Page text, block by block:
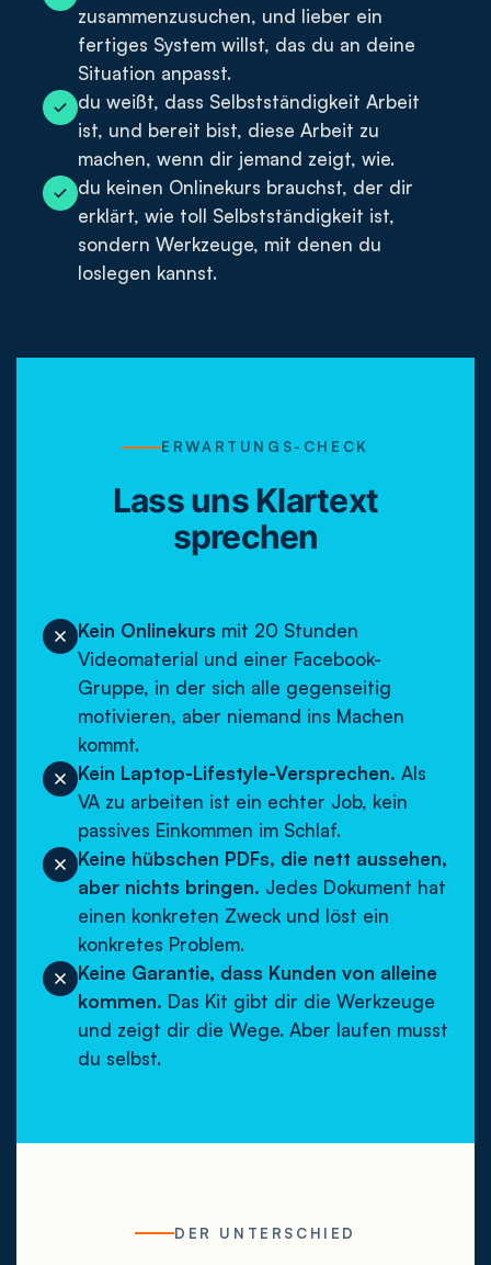
zusammenzusuchen, und lieber ein
fertiges System willst, das du an deine
Situation anpasst.
du weißt, dass Selbstständigkeit Arbeit
ist, und bereit bist, diese Arbeit zu
machen, wenn dir jemand zeigt, wie.
du keinen Onlinekurs brauchst, der dir
erklärt, wie toll Selbstständigkeit ist,
sondern Werkzeuge, mit denen du
loslegen kannst.
ERWARTUNGS-CHECK
Lass uns Klartext
sprechen
Kein Onlinekurs mit 20 Stunden
Videomaterial und einer Facebook-
Gruppe, in der sich alle gegenseitig
motivieren, aber niemand ins Machen
kommt.
Kein Laptop-Lifestyle-Versprechen. Als
VA zu arbeiten ist ein echter Job, kein
passives Einkommen im Schlaf.
Keine hübschen PDFs, die nett aussehen,
aber nichts bringen. Jedes Dokument hat
einen konkreten Zweck und löst ein
konkretes Problem.
Keine Garantie, dass Kunden von alleine
kommen. Das Kit gibt dir die Werkzeuge
und zeigt dir die Wege. Aber laufen musst
du selbst.
DER UNTERSCHIED